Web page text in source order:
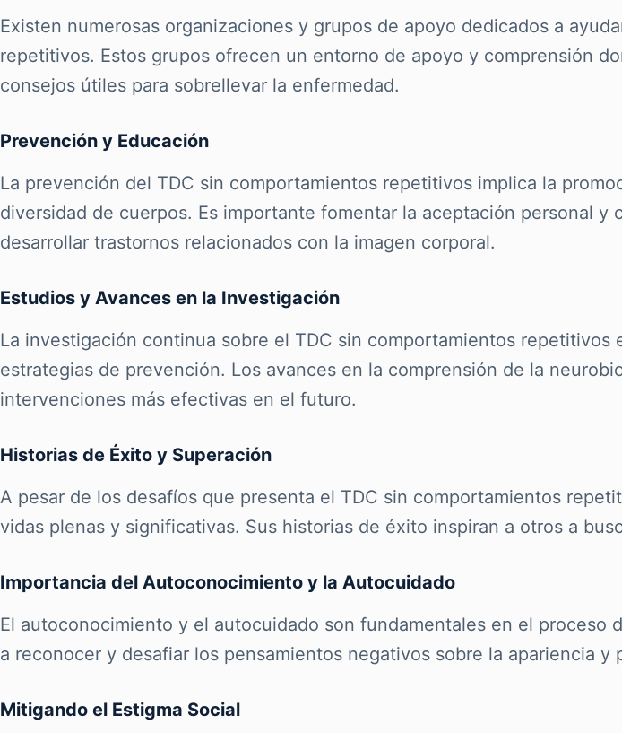
Existen numerosas organizaciones y grupos de apoyo dedicados a
repetitivos. Estos grupos ofrecen un entorno de apoyo y comprensión
consejos útiles para sobrellevar la enfermedad.
Prevención y Educación
La prevención del TDC sin comportamientos repetitivos implica la
diversidad de cuerpos. Es importante fomentar la aceptación personal
desarrollar trastornos relacionados con la imagen corporal.
Estudios y Avances en la Investigación
La investigación continua sobre el TDC sin comportamientos
estrategias de prevención. Los avances en la comprensión de la
intervenciones más efectivas en el futuro.
Historias de Éxito y Superación
A pesar de los desafíos que presenta el TDC sin comportamientos
vidas plenas y significativas. Sus historias de éxito inspiran a otros a
Importancia del Autoconocimiento y la Autocuidado
El autoconocimiento y el autocuidado son fundamentales en el
a reconocer y desafiar los pensamientos negativos sobre la apariencia
Mitigando el Estigma Social